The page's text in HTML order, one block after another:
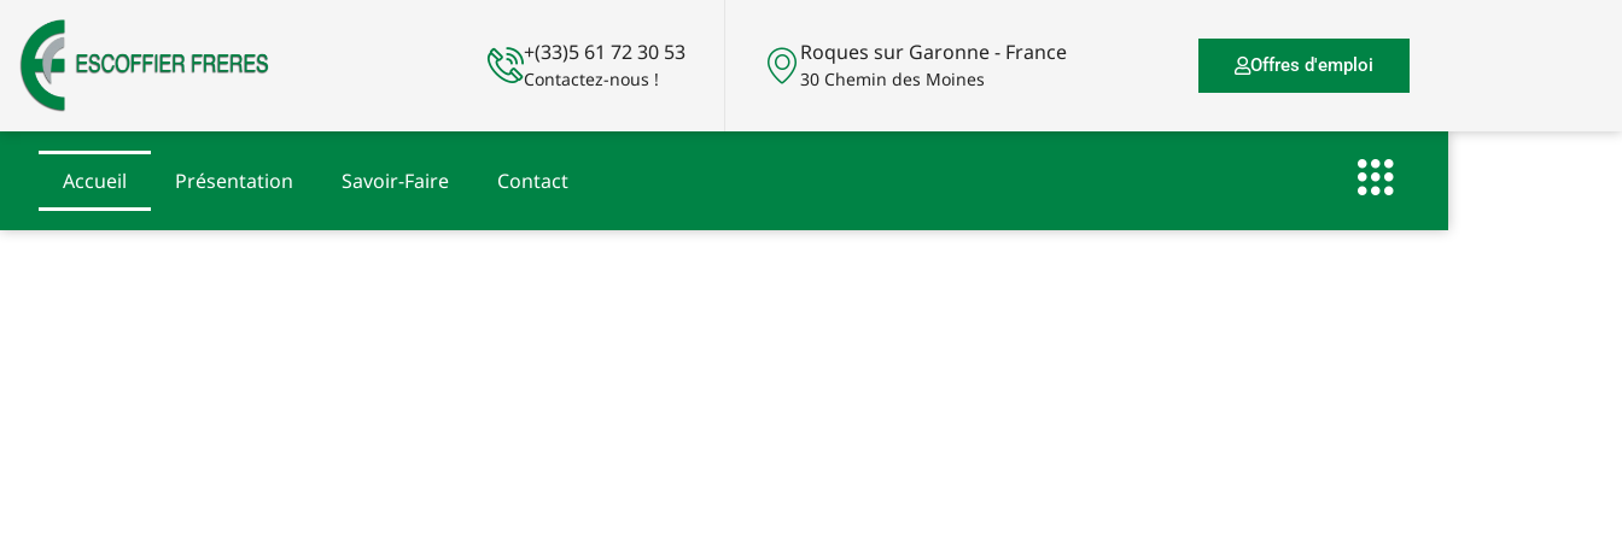
contenu
+(33)5 61 72 30 53
Contactez-nous !
Roques sur Garonne - France
30 Chemin des Moines
Offres d'emploi
Accueil Présentation Savoir-Faire Contact